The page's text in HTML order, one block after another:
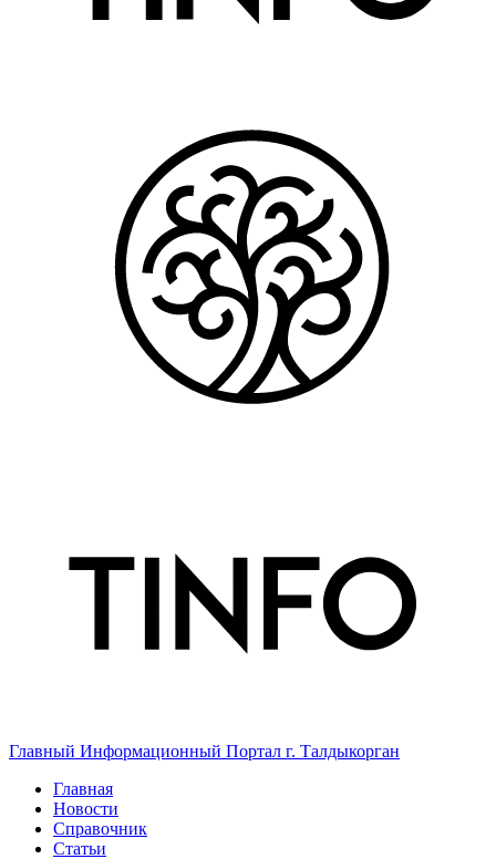
Главный Информационный Портал г. Талдыкорган
Главная
Новости
Справочник
Статьи